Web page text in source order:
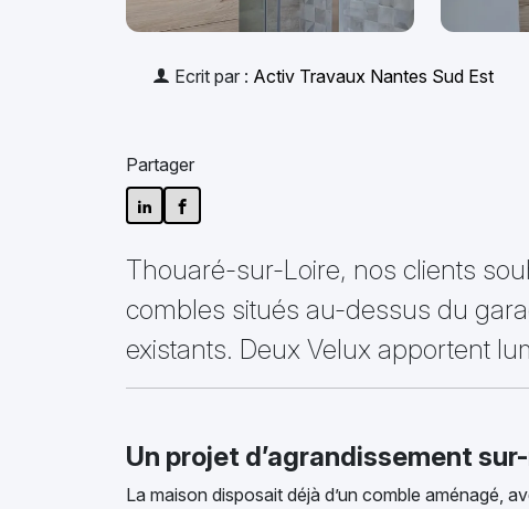
Ecrit par : Activ Travaux Nantes Sud Est
Partager
Thouaré-sur-Loire, nos clients
combles situés au-dessus du
existants. Deux Velux apportent
Un projet d’agrandissement
La maison disposait déjà d’un comble aménagé,